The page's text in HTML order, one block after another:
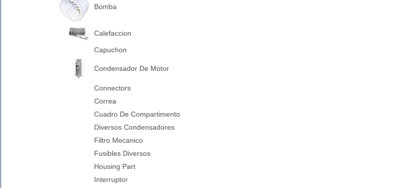
Bomba
Calefaccion
Capuchon
Condensador De Motor
Connectors
Correa
Cuadro De Compartimento
Diversos Condensadores
Filtro Mecanico
Fusibles Diversos
Housing Part
Interruptor